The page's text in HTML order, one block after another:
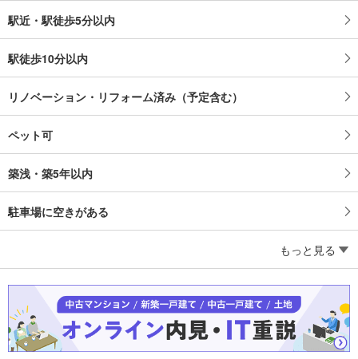
駅近・駅徒歩5分以内
駅徒歩10分以内
リノベーション・リフォーム済み（予定含む）
ペット可
築浅・築5年以内
駐車場に空きがある
もっと見る